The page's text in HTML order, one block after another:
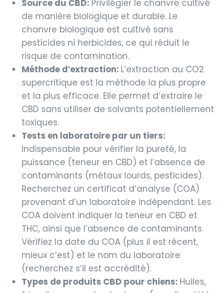
Source du CBD: Privilégier le chanvre cultivé
de manière biologique et durable. Le
chanvre biologique est cultivé sans
pesticides ni herbicides, ce qui réduit le
risque de contamination.
Méthode d’extraction: L’extraction au CO2
supercritique est la méthode la plus propre
et la plus efficace. Elle permet d’extraire le
CBD sans utiliser de solvants potentiellement
toxiques.
Tests en laboratoire par un tiers:
Indispensable pour vérifier la pureté, la
puissance (teneur en CBD) et l’absence de
contaminants (métaux lourds, pesticides).
Recherchez un certificat d’analyse (COA)
provenant d’un laboratoire indépendant. Les
COA doivent indiquer la teneur en CBD et
THC, ainsi que l’absence de contaminants.
Vérifiez la date du COA (plus il est récent,
mieux c’est) et le nom du laboratoire
(recherchez s’il est accrédité).
Types de produits CBD pour chiens: Huiles,